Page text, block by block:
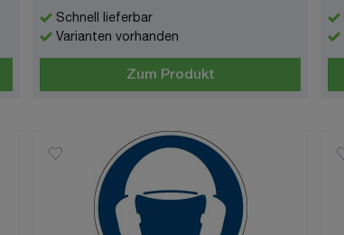
Schnell lieferbar
Varianten vorhanden
Zum Produkt